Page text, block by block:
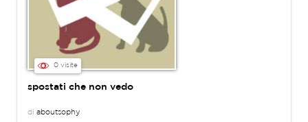
0 visite
spostati che non vedo
di aboutsophy